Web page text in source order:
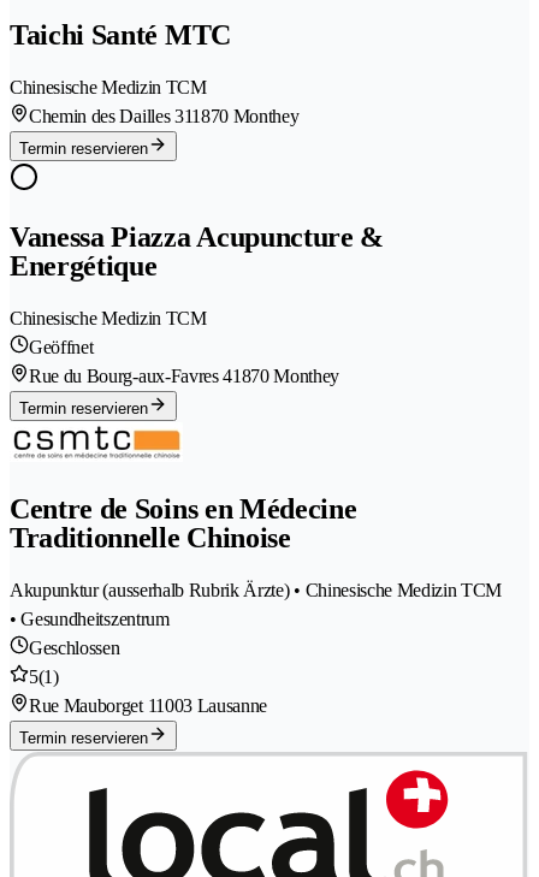
Taichi Santé MTC
Chinesische Medizin TCM
Chemin des Dailles 311870 Monthey
Termin reservieren
Vanessa Piazza Acupuncture &
Energétique
Chinesische Medizin TCM
Geöffnet
Rue du Bourg-aux-Favres 41870 Monthey
Termin reservieren
Centre de Soins en Médecine
Traditionnelle Chinoise
Akupunktur (ausserhalb Rubrik Ärzte) • Chinesische Medizin TCM
• Gesundheitszentrum
Geschlossen
5(1)
Rue Mauborget 11003 Lausanne
Termin reservieren